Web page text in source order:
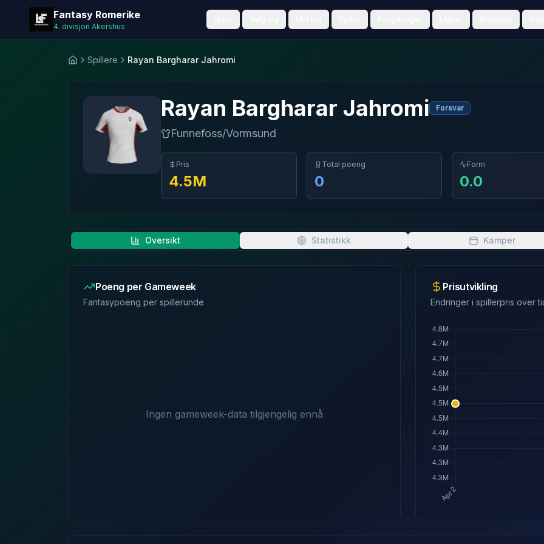
Fantasy Romerike
4. divisjon Akershus
Hjem Spillere Rayan Bargharar Jahromi
Rayan Bargharar Jahromi Forsvar
Funnefoss/Vormsund
Pris
4.5M
Total poeng
0
Form
0.0
Oversikt Statistikk Kamper
Poeng per Gameweek
Fantasypoeng per spillerunde
Ingen gameweek-data tilgjengelig ennå
Prisutvikling
Endringer i spillerpris over
Fantasy Romerike